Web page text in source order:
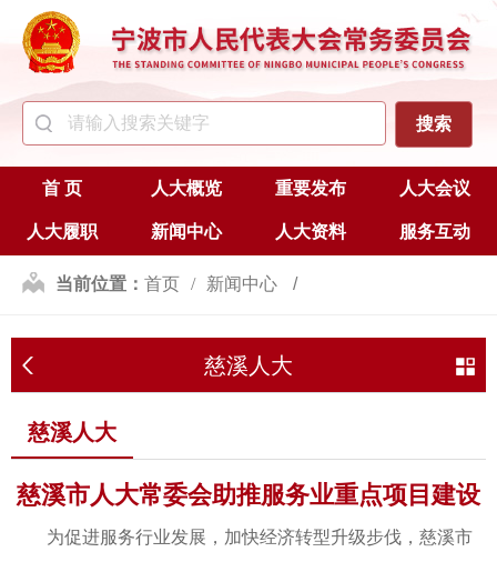
首 页 人大概览 重要发布 人大会议
人大履职 新闻中心 人大资料 服务互动
当前位置： 首页 新闻中心
区（县、市）人大
慈溪人大
慈溪人大
慈溪市人大常委会助推服务业重点项目建设
为促进服务行业发展，加快经济转型升级步伐，慈溪市